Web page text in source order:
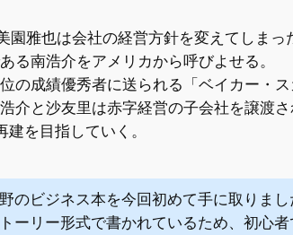
雅也は会社の経営方針を変えてしまっ
る南浩介をアメリカから呼びよせる。
の成績優秀者に送られる「ベイカー・
介と沙友里は赤字経営の子会社を譲渡さ
を目指していく。
のビジネス本を今回初めて手に取りまし
ーリー形式で書かれているため、初心者